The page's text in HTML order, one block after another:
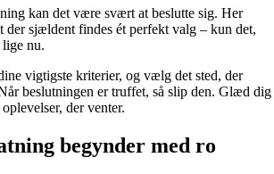
kan det være svært at beslutte sig. Her
der sjældent findes ét perfekt valg – kun det,
lige nu.
vigtigste kriterier, og vælg det sted, der
beslutningen er truffet, så slip den. Glæd dig
der venter.
begynder med ro